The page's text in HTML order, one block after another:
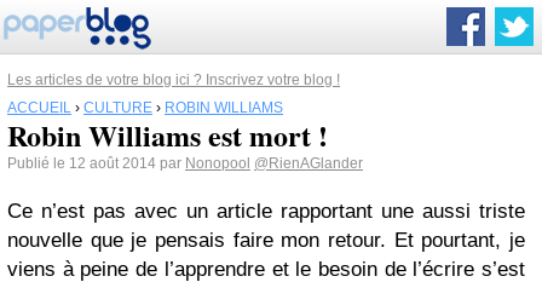
Les articles de votre blog ici ? Inscrivez votre blog !
ACCUEIL › CULTURE › ROBIN WILLIAMS
Robin Williams est mort !
Publié le 12 août 2014 par Nonopool @RienAGlander
Ce n’est pas avec un article rapportant une aussi triste
nouvelle que je pensais faire mon retour. Et pourtant, je
viens à peine de l’apprendre et le besoin de l’écrire s’est